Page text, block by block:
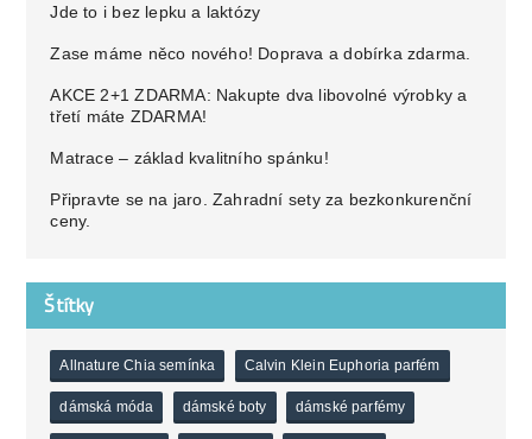
Jde to i bez lepku a laktózy
Zase máme něco nového! Doprava a dobírka zdarma.
AKCE 2+1 ZDARMA: Nakupte dva libovolné výrobky a
třetí máte ZDARMA!
Matrace – základ kvalitního spánku!
Připravte se na jaro. Zahradní sety za bezkonkurenční
ceny.
Štítky
Allnature Chia semínka Calvin Klein Euphoria parfém
dámská móda dámské boty dámské parfémy